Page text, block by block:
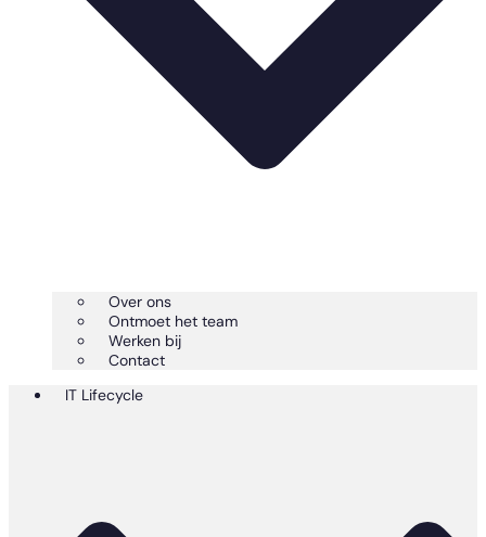
Over ons
Ontmoet het team
Werken bij
Contact
IT Lifecycle